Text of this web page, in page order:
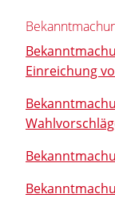
Einreichung